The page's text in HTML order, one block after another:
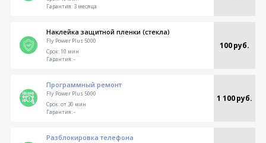
Гарантия:3 месяца
Наклейка защитной пленки (стекла)
Fly Power Plus 5000 100 руб.
Срок:10 мин
Гарантия:-
Программный ремонт
Fly Power Plus 5000 1 100 руб.
Срок:от 30 мин
Гарантия:-
Разблокировка телефона